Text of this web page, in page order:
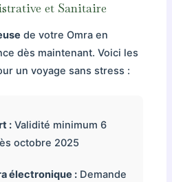
et Sanitaire
de votre Omra en
dès maintenant. Voici les
un voyage sans stress :
: Validité minimum 6
octobre 2025
électronique : Demande